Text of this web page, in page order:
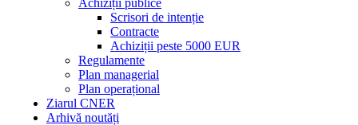
Achiziții publice
Scrisori de intenție
Contracte
Achiziții peste 5000 EUR
Regulamente
Plan managerial
Plan operațional
Ziarul CNER
Arhivă noutăți